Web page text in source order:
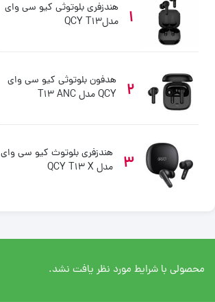
1
هندزفری بلوتوثی کیو سی وای
مدلQCY T13
2
هدفون بلوتوثی کیو سی وای
QCY مدل T13 ANC
3
هندزفری بلوتوث کیو سی وای
مدل QCY T13 X
محصولی با شرایط مورد نظر یافت نشد.